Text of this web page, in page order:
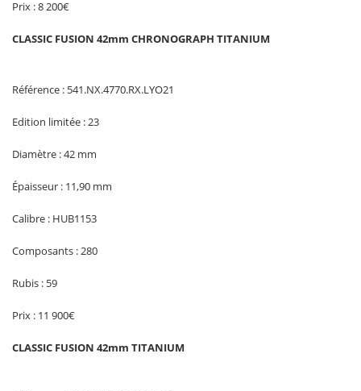
Prix : 8 200€
CLASSIC FUSION 42mm CHRONOGRAPH TITANIUM
Référence : 541.NX.4770.RX.LYO21
Edition limitée : 23
Diamètre : 42 mm
Épaisseur : 11,90 mm
Calibre : HUB1153
Composants : 280
Rubis : 59
Prix : 11 900€
CLASSIC FUSION 42mm TITANIUM